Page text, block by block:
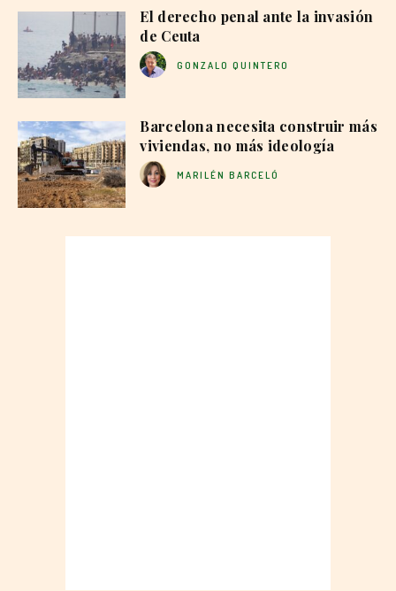
El derecho penal ante la invasión
de Ceuta
GONZALO QUINTERO
Barcelona necesita construir más
viviendas, no más ideología
MARILÉN BARCELÓ